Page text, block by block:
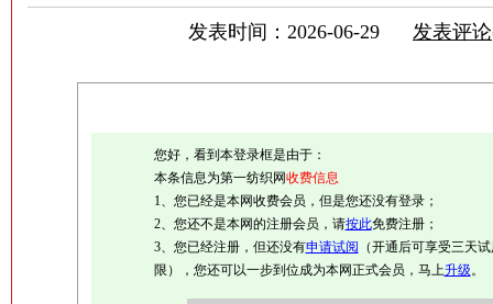
发表时间：2026-06-29 发表评
您好，看到本登录框是由于：
本条信息为第一纺织网收费信息
1、您已经是本网收费会员，但是您还没有登录；
2、您还不是本网的注册会员，请按此免费注册；
3、您已经注册，但还没有申请试阅 （开通后可享受三天
限），您还可以一步到位成为本网正式会员，马上升级。